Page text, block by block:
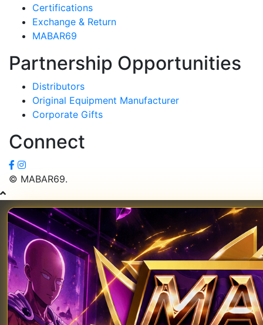
Certifications
Exchange & Return
MABAR69
Partnership Opportunities
Distributors
Original Equipment Manufacturer
Corporate Gifts
Connect
© MABAR69.